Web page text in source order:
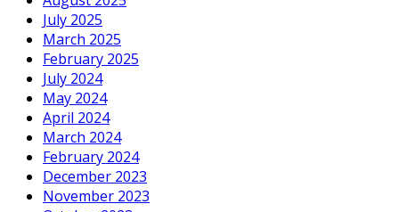
July 2025
March 2025
February 2025
July 2024
May 2024
April 2024
March 2024
February 2024
December 2023
November 2023